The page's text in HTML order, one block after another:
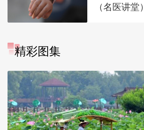
（名医讲堂）
精彩图集